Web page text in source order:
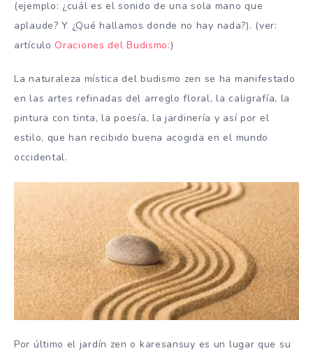
(ejemplo: ¿cuál es el sonido de una sola mano que
aplaude? Y ¿Qué hallamos donde no hay nada?). (ver:
artículo Oraciones del Budismo:)
La naturaleza mística del budismo zen se ha manifestado
en las artes refinadas del arreglo floral, la caligrafía, la
pintura con tinta, la poesía, la jardinería y así por el
estilo, que han recibido buena acogida en el mundo
occidental.
Por último el jardín zen o karesansuy es un lugar que su